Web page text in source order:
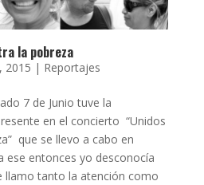
la pobreza
2015 | Reportajes
7 de Junio tuve la
en el concierto “Unidos
que se llevo a cabo en
ese entonces yo desconocía
llamo tanto la atención como